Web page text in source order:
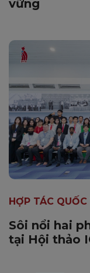
vững
HỢP TÁC QUỐC
Sôi nổi hai
tại Hội thảo